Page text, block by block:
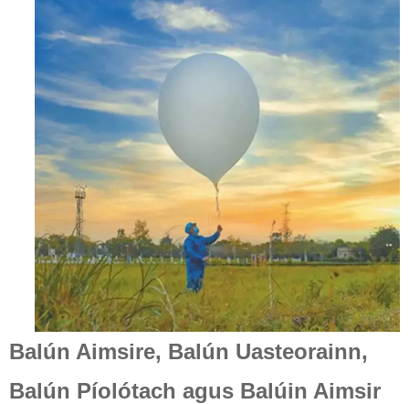
Balún Aimsire, Balún Uasteorainn,
Balún Píolótach agus Balúin Aimsir